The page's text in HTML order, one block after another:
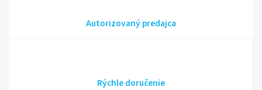
Autorizovaný predajca
Rýchle doručenie